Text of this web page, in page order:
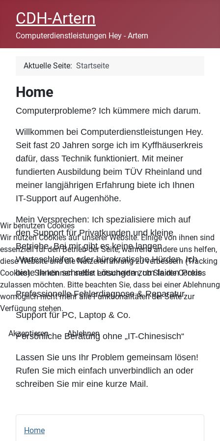
CDH-Artern
Computerdienstleistungen Hey - Artern
Home
Aktuelle Seite: Startseite
Home
Computerprobleme? Ich kümmere mich darum.
Willkommen bei Computerdienstleistungen Hey.
Seit fast 20 Jahren sorge ich im Kyffhäuserkreis
dafür, dass Technik funktioniert. Mit meiner
fundierten Ausbildung beim TÜV Rheinland und
meiner langjährigen Erfahrung biete ich Ihnen
IT-Support auf Augenhöhe.
Mein Versprechen: Ich spezialisiere mich auf
den Support für Privatkunden und kleine
Betriebe. Bei mir gibt es keine langen
Warteschleifen oder bürokratische Hürden. Ich
biete Ihnen schnelle Lösungen zum fairen Preis.
Professionelle Fehlerdiagnose & Reparatur
Support für PC, Laptop & Co.
Persönliche Beratung ohne „IT-Chinesisch“
Lassen Sie uns Ihr Problem gemeinsam lösen!
Rufen Sie mich einfach unverbindlich an oder
schreiben Sie mir eine kurze Mail.
Wir benutzen Cookies
Wir nutzen Cookies auf unserer Website. Einige von ihnen sind
essenziell für den Betrieb der Seite, während andere uns helfen,
diese Website und die Nutzererfahrung zu verbessern (Tracking
Cookies). Sie können selbst entscheiden, ob Sie die Cookies
zulassen möchten. Bitte beachten Sie, dass bei einer Ablehnung
womöglich nicht mehr alle Funktionalitäten der Seite zur
Verfügung stehen.
Akzeptieren Ablehnen